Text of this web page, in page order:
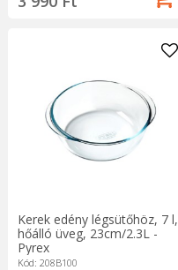
Kerek edény légsütőhöz, 7 l,
hőálló üveg, 23cm/2.3L -
Pyrex
Kód: 208B100